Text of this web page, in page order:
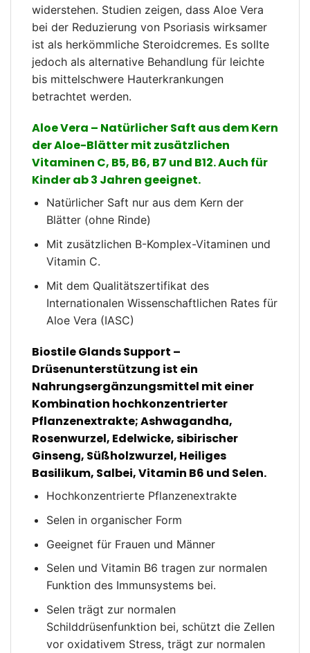
widerstehen. Studien zeigen, dass Aloe Vera
bei der Reduzierung von Psoriasis wirksamer
ist als herkömmliche Steroidcremes. Es sollte
jedoch als alternative Behandlung für leichte
bis mittelschwere Hauterkrankungen
betrachtet werden.
Aloe Vera – Natürlicher Saft aus dem Kern
der Aloe-Blätter mit zusätzlichen
Vitaminen C, B5, B6, B7 und B12. Auch für
Kinder ab 3 Jahren geeignet.
Natürlicher Saft nur aus dem Kern der
Blätter (ohne Rinde)
Mit zusätzlichen B-Komplex-Vitaminen und
Vitamin C.
Mit dem Qualitätszertifikat des
Internationalen Wissenschaftlichen Rates für
Aloe Vera (IASC)
Biostile Glands Support –
Drüsenunterstützung ist ein
Nahrungsergänzungsmittel mit einer
Kombination hochkonzentrierter
Pflanzenextrakte; Ashwagandha,
Rosenwurzel, Edelwicke, sibirischer
Ginseng, Süßholzwurzel, Heiliges
Basilikum, Salbei, Vitamin B6 und Selen.
Hochkonzentrierte Pflanzenextrakte
Selen in organischer Form
Geeignet für Frauen und Männer
Selen und Vitamin B6 tragen zur normalen
Funktion des Immunsystems bei.
Selen trägt zur normalen
Schilddrüsenfunktion bei, schützt die Zellen
vor oxidativem Stress, trägt zur normalen